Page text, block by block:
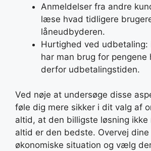
Anmeldelser fra andre
læse hvad tidligere
låneudbyderen.
Hurtighed ved udbetaling:
har man brug for pengene
derfor udbetalingstiden.
Ved nøje at undersøge disse
føle dig mere sikker i dit valg af
altid, at den billigste løsning ikke
altid er den bedste. Overvej dine
økonomiske situation og vælg